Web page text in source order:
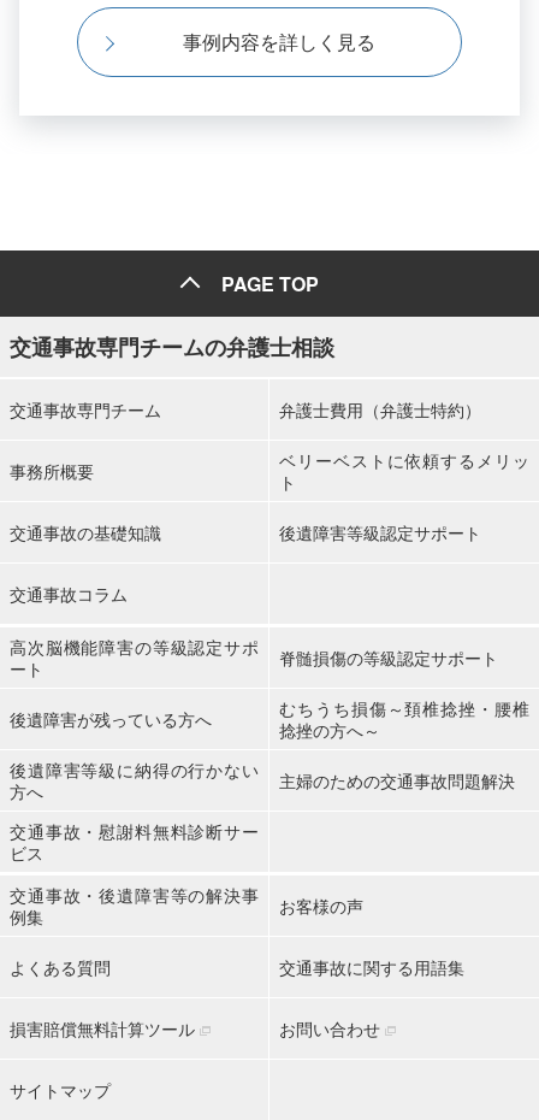
事例内容を詳しく見る
PAGE TOP
交通事故専門チームの弁護士相談
交通事故専門チーム 弁護士費用（弁護士特約）
事務所概要
ベリーベストに依頼するメリッ
ト
交通事故の基礎知識 後遺障害等級認定サポート
交通事故コラム
高次脳機能障害の等級認定サポ
ート
脊髄損傷の等級認定サポート
後遺障害が残っている方へ
むちうち損傷～頚椎捻挫・腰椎
捻挫の方へ～
後遺障害等級に納得の行かない
方へ
主婦のための交通事故問題解決
交通事故・慰謝料無料診断サー
ビス
交通事故・後遺障害等の解決事
例集
お客様の声
よくある質問 交通事故に関する用語集
損害賠償無料計算ツール お問い合わせ
サイトマップ